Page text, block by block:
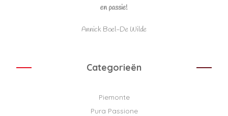
en passie!
Annick Boel-De Wilde
Categorieën
Piemonte
Pura Passione